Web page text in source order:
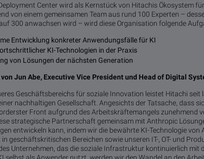
Center wird als Kernstück von Hitachis Ökosystem
von einem gemeinsamen Team aus rund 100 Experten –
300 anwachsen wird – wird diese Organisation folgende
Entwicklung konkreter Anwendungsfälle für KI
KI-Technologien in der Praxis
von Lösungen der nächsten Generation
Jun Abe, Executive Vice President und Head of Digital
Geschäftsbereichs für soziale Innovation leistet Hitachi seit
nachhaltigen Gesellschaft. Angesichts der Tatsache, dass
Front aufgrund des Arbeitskräftemangels zunehmend
strategische Partnerschaft gemeinsam mit Anthropic
entwickeln kann, indem wir die bewährte KI-Technologie
geschäftskritischen Bereichen sowie unseren IT-, OT- und
Unternehmen, das die soziale Infrastruktur kontinuierlich mit
selbst als Anwender nutzt, werden wir den Wandel an den